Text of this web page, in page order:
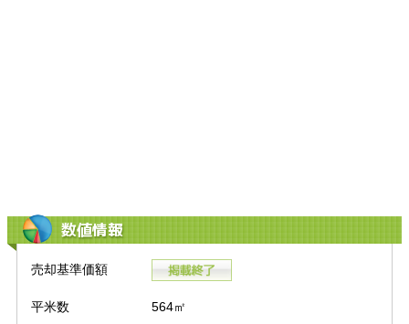
数値情報
売却基準価額
平米数 564㎡